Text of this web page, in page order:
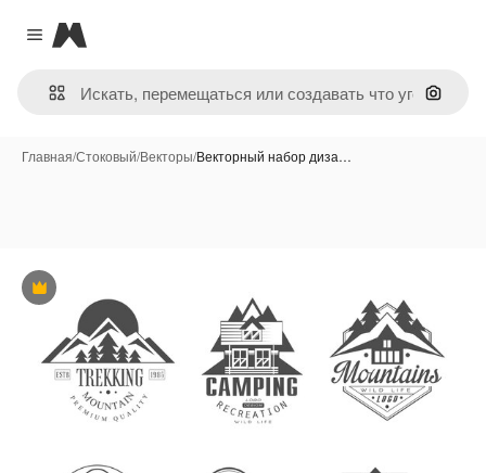
Close menu
Magnific
Поиск
Главная/Стоковый/Векторы/Векторный набор диза…
Премиум